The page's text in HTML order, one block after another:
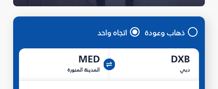
ذهاب وعودة اتجاه واحد
DXB
دبي
MED
المدينة المنورة